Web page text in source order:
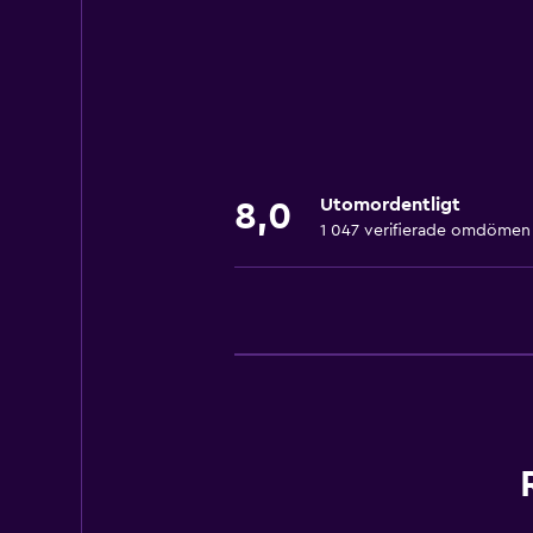
Nås via hiss
8,0 Utomordentligt
1 047 verifierade omdömen